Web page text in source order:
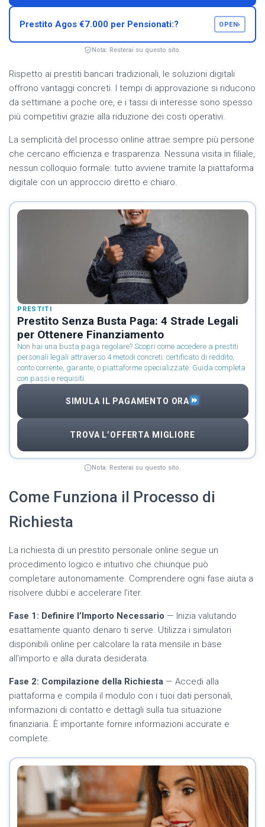
Prestito Agos €7.000 per Pensionati:? OPEN›
Nota: Resterai su questo sito.
Rispetto ai prestiti bancari tradizionali, le soluzioni digitali
offrono vantaggi concreti. I tempi di approvazione si riducono
da settimane a poche ore, e i tassi di interesse sono spesso
più competitivi grazie alla riduzione dei costi operativi.
La semplicità del processo online attrae sempre più persone
che cercano efficienza e trasparenza. Nessuna visita in filiale,
nessun colloquio formale: tutto avviene tramite la piattaforma
digitale con un approccio diretto e chiaro.
PRESTITI
Prestito Senza Busta Paga: 4 Strade Legali
per Ottenere Finanziamento
Non hai una busta paga regolare? Scopri come accedere a prestiti
personali legali attraverso 4 metodi concreti: certificato di reddito,
conto corrente, garante, o piattaforme specializzate. Guida completa
con passi e requisiti.
SIMULA IL PAGAMENTO ORA
TROVA L’OFFERTA MIGLIORE
Nota: Resterai su questo sito.
Come Funziona il Processo di
Richiesta
La richiesta di un prestito personale online segue un
procedimento logico e intuitivo che chiunque può
completare autonomamente. Comprendere ogni fase aiuta a
risolvere dubbi e accelerare l’iter.
Fase 1: Definire l’Importo Necessario — Inizia valutando
esattamente quanto denaro ti serve. Utilizza i simulatori
disponibili online per calcolare la rata mensile in base
all’importo e alla durata desiderata.
Fase 2: Compilazione della Richiesta — Accedi alla
piattaforma e compila il modulo con i tuoi dati personali,
informazioni di contatto e dettagli sulla tua situazione
finanziaria. È importante fornire informazioni accurate e
complete.